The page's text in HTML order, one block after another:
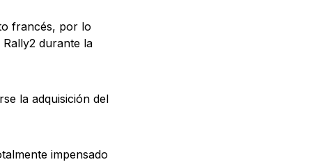
francés, por lo
durante la
la adquisición del
impensado